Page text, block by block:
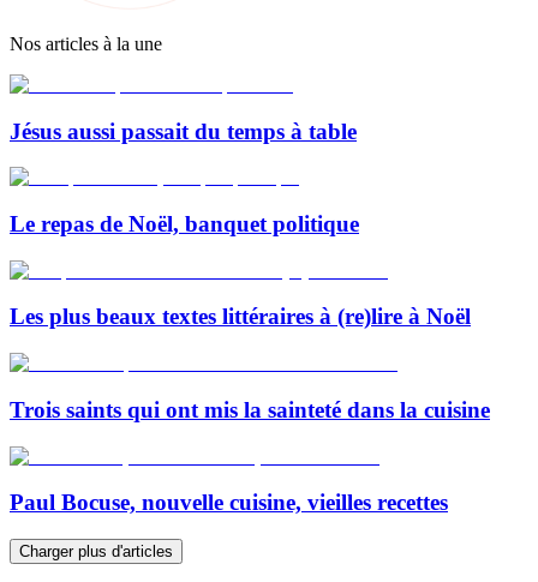
Nos articles à la une
Jésus aussi passait du temps à table
Le repas de Noël, banquet politique
Les plus beaux textes littéraires à (re)lire à Noël
Trois saints qui ont mis la sainteté dans la cuisine
Paul Bocuse, nouvelle cuisine, vieilles recettes
Charger plus d'articles